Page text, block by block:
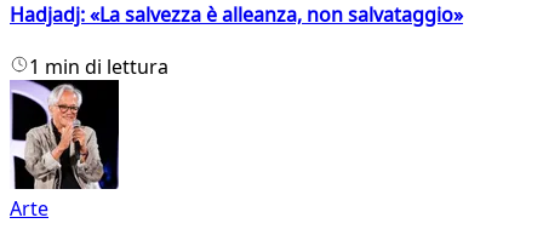
Hadjadj: «La salvezza è alleanza, non salvataggio»
1 min di lettura
Arte